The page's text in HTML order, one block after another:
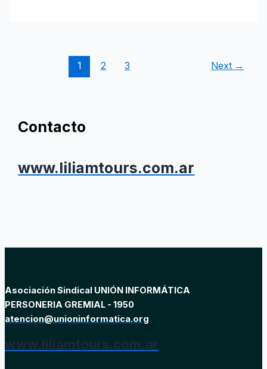
1 2 3 Next →
Contacto
www.liliamtours.com.ar
Asociación Sindical UNIÓN INFORMÁTICA
PERSONERIA GREMIAL - 1950
atencion@unioninformatica.org
www.liliamtours.com.ar